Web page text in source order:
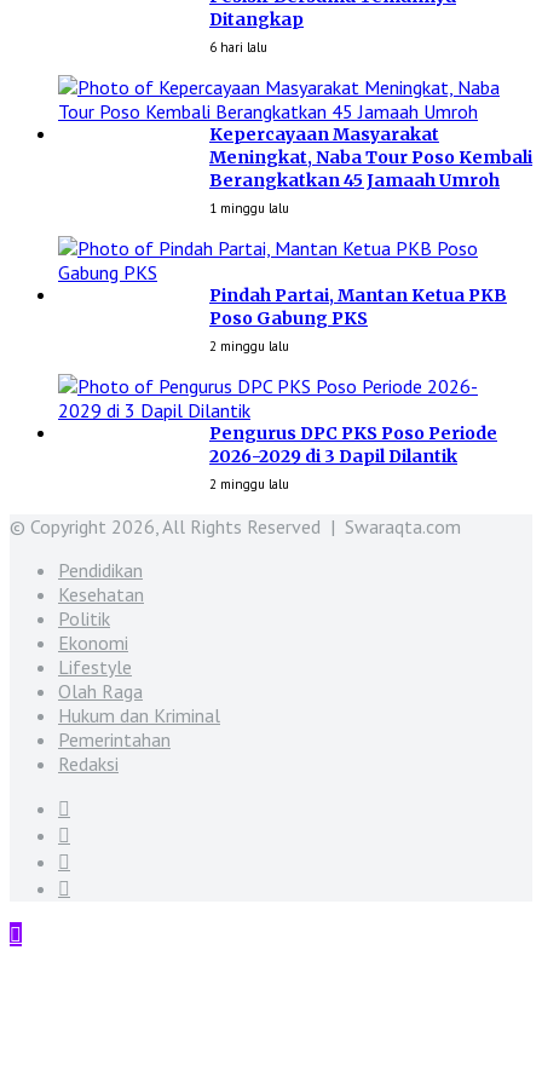
Ditangkap
6 hari lalu
Kepercayaan Masyarakat
Meningkat, Naba Tour Poso Kembali
Berangkatkan 45 Jamaah Umroh
1 minggu lalu
Pindah Partai, Mantan Ketua PKB
Poso Gabung PKS
2 minggu lalu
Pengurus DPC PKS Poso Periode
2026-2029 di 3 Dapil Dilantik
2 minggu lalu
© Copyright 2026, All Rights Reserved | Swaraqta.com
Pendidikan
Kesehatan
Politik
Ekonomi
Lifestyle
Olah Raga
Hukum dan Kriminal
Pemerintahan
Redaksi